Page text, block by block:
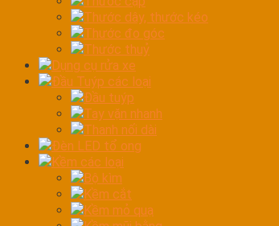
Thước dây, thước kéo
Thước đo góc
Thước thuỷ
Dụng cụ rửa xe
Đầu Tuýp các loại
Đầu tuýp
Tay vặn nhanh
Thanh nối dài
Đèn LED tổ ong
Kềm các loại
Bộ kìm
Kềm cắt
Kềm mỏ quạ